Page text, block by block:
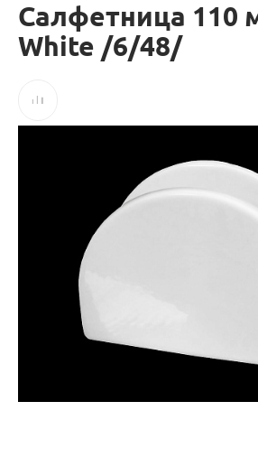
Салфетница 110
White /6/48/